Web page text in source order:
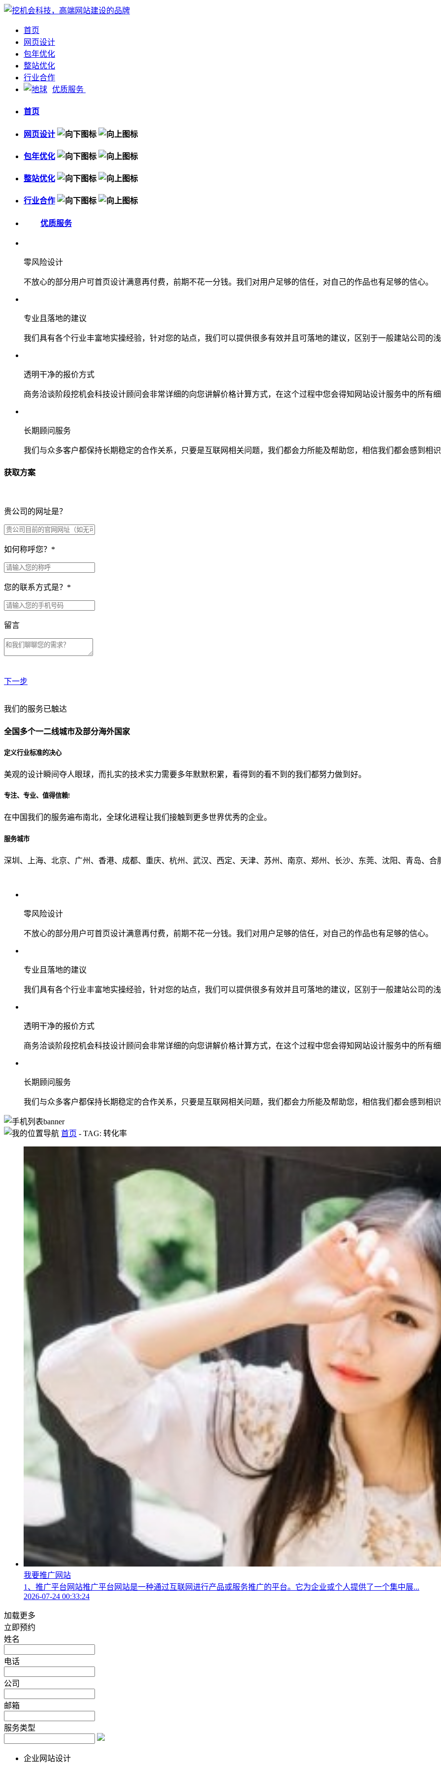
首页
网页设计
包年优化
整站优化
行业合作
优质服务
首页
网页设计
包年优化
整站优化
行业合作
优质服务
零风险设计
不放心的部分用户可首页设计满意再付费，前期不花一分钱。我们对用户足够的信任，对自己的作品也有足够的信心。
专业且落地的建议
我们具有各个行业丰富地实操经验，针对您的站点，我们可以提供很多有效并且可落地的建议，区别于一般建站公司的
透明干净的报价方式
商务洽谈阶段挖机会科技设计顾问会非常详细的向您讲解价格计算方式，在这个过程中您会得知网站设计服务中的所有
长期顾问服务
我们与众多客户都保持长期稳定的合作关系，只要是互联网相关问题，我们都会力所能及帮助您，相信我们都会感到相
获取方案
贵公司的网址是？
如何称呼您？ *
您的联系方式是？ *
留言
下一步
贵公司预算范围是？
贵公司的团队规模是？
从哪里了解到我们？
我们的服务已触达
全国多个一二线城市及部分海外国家
定义行业标准的决心
美观的设计瞬间夺人眼球，而扎实的技术实力需要多年默默积累，看得到的看不到的我们都努力做到好。
专注、专业、值得信赖!
在中国我们的服务遍布南北，全球化进程让我们接触到更多世界优秀的企业。
服务城市
深圳、上海、北京、广州、香港、成都、重庆、杭州、武汉、西定、天津、苏州、南京、郑州、长沙、东莞、沈阳、青岛、合
零风险设计
不放心的部分用户可首页设计满意再付费，前期不花一分钱。我们对用户足够的信任，对自己的作品也有足够的信心。
专业且落地的建议
我们具有各个行业丰富地实操经验，针对您的站点，我们可以提供很多有效并且可落地的建议，区别于一般建站公司的
透明干净的报价方式
商务洽谈阶段挖机会科技设计顾问会非常详细的向您讲解价格计算方式，在这个过程中您会得知网站设计服务中的所有
长期顾问服务
我们与众多客户都保持长期稳定的合作关系，只要是互联网相关问题，我们都会力所能及帮助您，相信我们都会感到相
首页 - TAG: 转化率
我要推广网站
1、推广平台网站推广平台网站是一种通过互联网进行产品或服务推广的平台。它为企业或个人提供了一个集中展...
2026-07-24 00:33:24
加载更多
立即预约
姓名
电话
公司
邮箱
服务类型
企业网站设计